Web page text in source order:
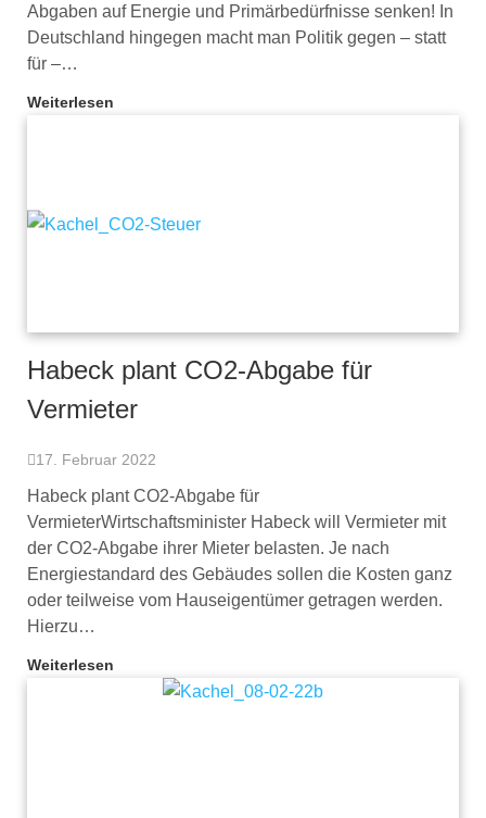
Abgaben auf Energie und Primärbedürfnisse senken! In
Deutschland hingegen macht man Politik gegen – statt
für –…
Weiterlesen
Habeck plant CO2-Abgabe für
Vermieter
17. Februar 2022
Habeck plant CO2-Abgabe für
VermieterWirtschaftsminister Habeck will Vermieter mit
der CO2-Abgabe ihrer Mieter belasten. Je nach
Energiestandard des Gebäudes sollen die Kosten ganz
oder teilweise vom Hauseigentümer getragen werden.
Hierzu…
Weiterlesen